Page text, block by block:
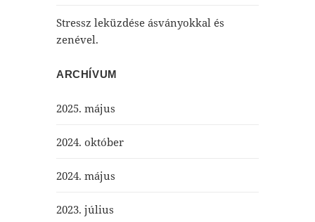
Stressz leküzdése ásványokkal és
zenével.
ARCHÍVUM
2025. május
2024. október
2024. május
2023. július